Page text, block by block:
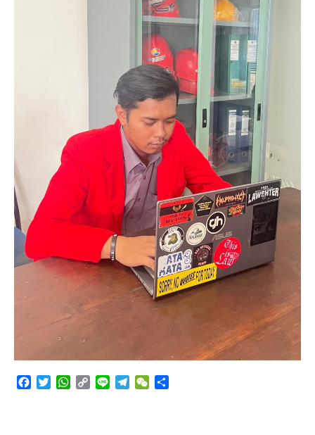
FacebookTwitterWhatsApp
Copy
Line TelegramWeChat